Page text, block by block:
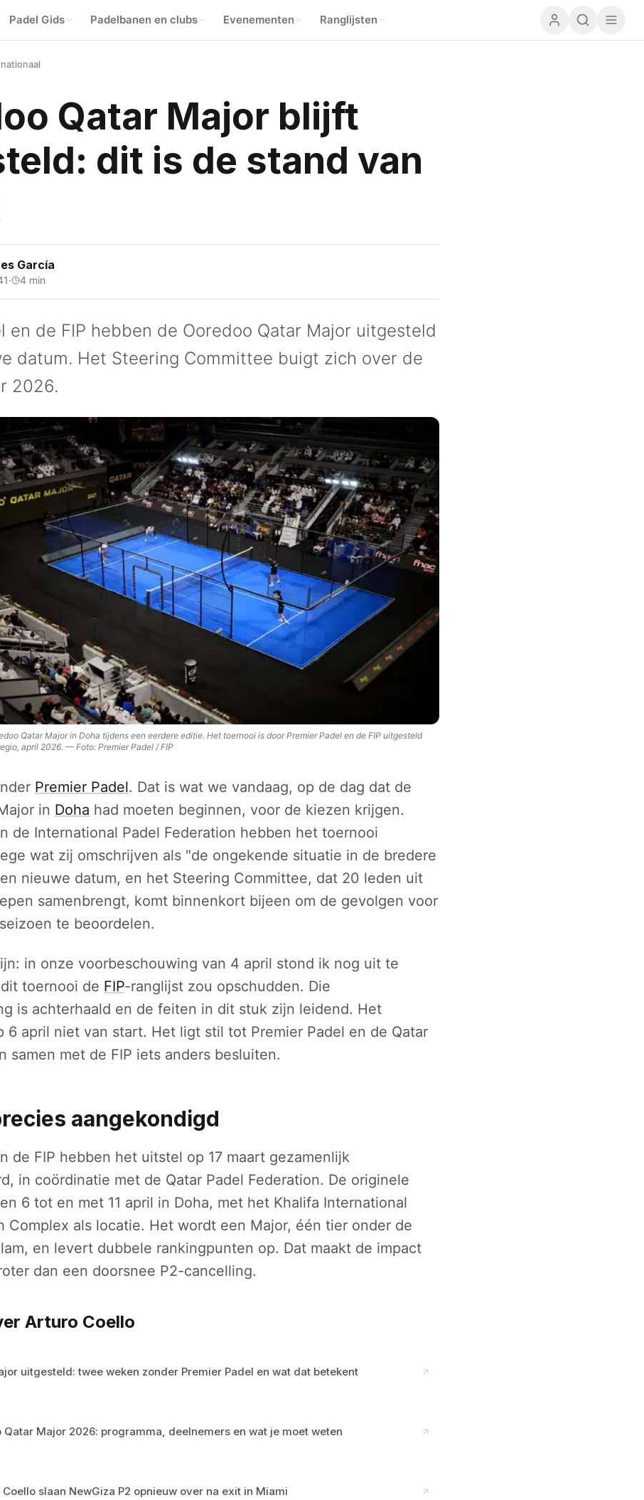
Padel Gids Padelbanen en clubs Evenementen Ranglijsten
Qatar Major blijft
dit is de stand van
García
· 4 min
en de FIP hebben de Ooredoo Qatar Major uitgesteld
datum. Het Steering Committee buigt zich over de
2026.
Qatar Major in Doha tijdens een eerdere editie. Het toernooi is door Premier Padel en de FIP uitgesteld
april 2026. — Foto: Premier Padel / FIP
Premier Padel. Dat is wat we vandaag, op de dag dat de
in Doha had moeten beginnen, voor de kiezen krijgen.
de International Padel Federation hebben het toernooi
wat zij omschrijven als "de ongekende situatie in de bredere
nieuwe datum, en het Steering Committee, dat 20 leden uit
samenbrengt, komt binnenkort bijeen om de gevolgen voor
te beoordelen.
in onze voorbeschouwing van 4 april stond ik nog uit te
toernooi de FIP-ranglijst zou opschudden. Die
is achterhaald en de feiten in dit stuk zijn leidend. Het
6 april niet van start. Het ligt stil tot Premier Padel en de Qatar
samen met de FIP iets anders besluiten.
aangekondigd
de FIP hebben het uitstel op 17 maart gezamenlijk
in coördinatie met de Qatar Padel Federation. De originele
6 tot en met 11 april in Doha, met het Khalifa International
Complex als locatie. Het wordt een Major, één tier onder de
en levert dubbele rankingpunten op. Dat maakt de impact
dan een doorsnee P2-cancelling.
Arturo Coello
uitgesteld: twee weken zonder Premier Padel en wat dat betekent
Qatar Major 2026: programma, deelnemers en wat je moet weten
Coello slaan NewGiza P2 opnieuw over na exit in Miami